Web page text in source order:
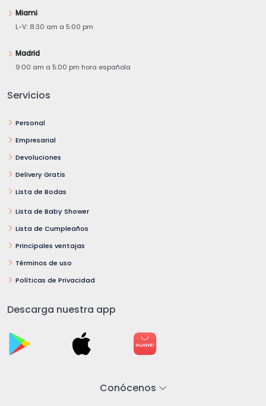
Miami
L-V: 8:30 am a 5:00 pm
Madrid
9:00 am a 5:00 pm hora española
Servicios
Personal
Empresarial
Devoluciones
Delivery Gratis
Lista de Bodas
Lista de Baby Shower
Lista de Cumpleaños
Principales ventajas
Términos de uso
Políticas de Privacidad
Descarga nuestra app
Conócenos